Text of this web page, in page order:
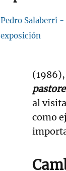
Pedro Salaberri
exposición
(1986),
al
como